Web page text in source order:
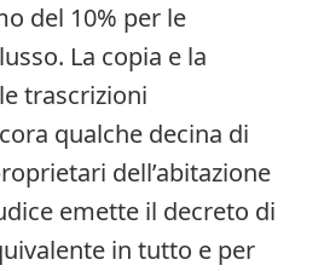
del 10% per le
La copia e la
trascrizioni
qualche decina di
dell’abitazione
emette il decreto di
in tutto e per